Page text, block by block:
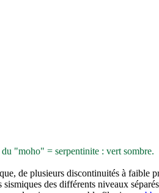
"moho" = serpentinite : vert sombre.
de plusieurs discontinuités à
des différents niveaux